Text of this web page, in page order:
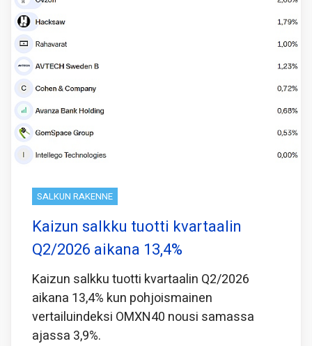
SALKUN RAKENNE
Kaizun salkku tuotti kvartaalin
Q2/2026 aikana 13,4%
Kaizun salkku tuotti kvartaalin Q2/2026
aikana 13,4% kun pohjoismainen
vertailuindeksi OMXN40 nousi samassa
ajassa 3,9%.